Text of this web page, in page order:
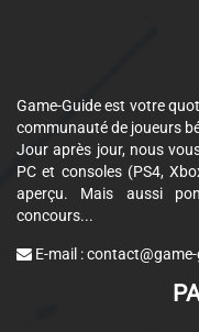
Game-Guide est votre
communauté de joueurs
Jour après jour, nous
PC et consoles (PS4,
aperçu. Mais aussi
concours...
E-mail :